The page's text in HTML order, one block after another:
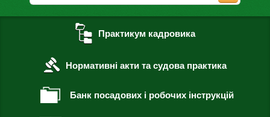
Практикум кадровика
Нормативні акти та судова практика
Банк посадових і робочих інструкцій